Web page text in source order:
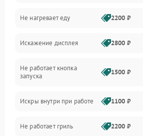
Механические повреждения
Питание и запуск
Нагрев и приготовление
Программное обеспечение
Не нагревает еду 2200 ₽
Искажение дисплея 2800 ₽
Не работает кнопка
запуска
1500 ₽
Искры внутри при работе 1100 ₽
Не работает гриль 2200 ₽